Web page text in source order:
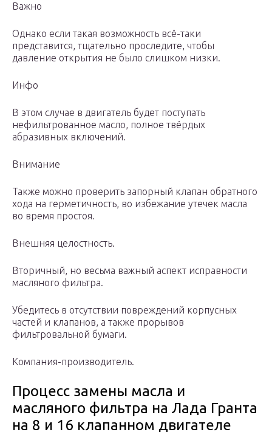
Важно
Однако если такая возможность всё-таки
представится, тщательно проследите, чтобы
давление открытия не было слишком низки.
Инфо
В этом случае в двигатель будет поступать
нефильтрованное масло, полное твёрдых
абразивных включений.
Внимание
Также можно проверить запорный клапан обратного
хода на герметичность, во избежание утечек масла
во время простоя.
Внешняя целостность.
Вторичный, но весьма важный аспект исправности
масляного фильтра.
Убедитесь в отсутствии повреждений корпусных
частей и клапанов, а также прорывов
фильтровальной бумаги.
Компания-производитель.
Процесс замены масла и
масляного фильтра на Лада Гранта
на 8 и 16 клапанном двигателе